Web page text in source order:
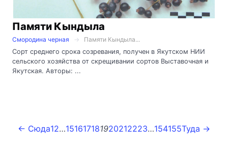
Памяти Кындыла
Смородина черная
Памяти Кындыла...
Сорт среднего срока созревания, получен в Якутском НИИ
сельского хозяйства от скрещивании сортов Выставочная и
Якутская. Авторы: ...
← Сюда12…151617181920212223…154155Туда →